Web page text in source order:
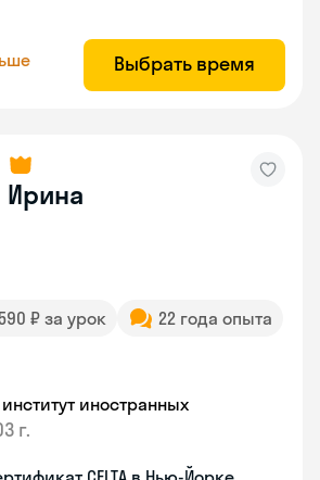
Выбрать время
Ирина
₽ за урок
22 года опыта
иностранных
г.